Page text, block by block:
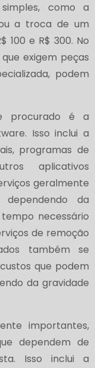
como a
a troca de um
100 e R$ 300. No
exigem peças
podem
procurado é a
Isso inclui a
programas de
aplicativos
geralmente
da
necessário
de remoção
também se
que podem
da gravidade
importantes,
dependem de
Isso inclui a